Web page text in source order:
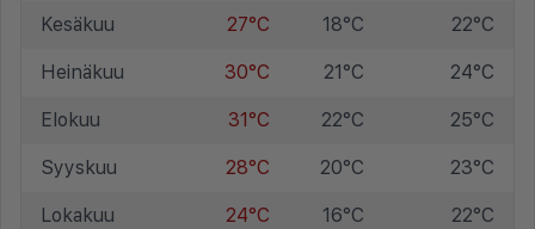
Kesäkuu 27°C 18°C 22°C
Heinäkuu 30°C 21°C 24°C
Elokuu 31°C 22°C 25°C
Syyskuu 28°C 20°C 23°C
Lokakuu 24°C 16°C 22°C